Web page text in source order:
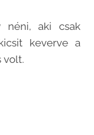
néni, aki csak
keverve a
volt.